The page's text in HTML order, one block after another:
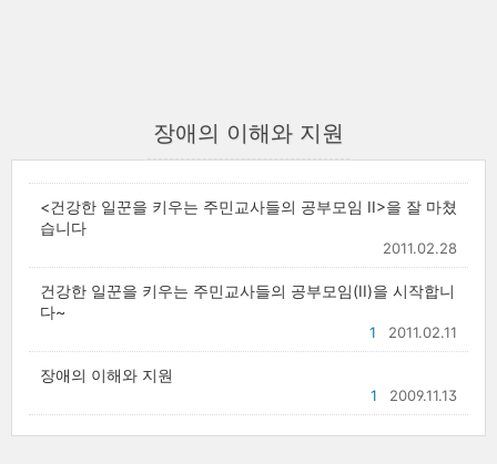
장애의 이해와 지원
<건강한 일꾼을 키우는 주민교사들의 공부모임 II>을 잘 마쳤
습니다
2011.02.28
건강한 일꾼을 키우는 주민교사들의 공부모임(II)을 시작합니
다~
2011.02.11
1
장애의 이해와 지원
2009.11.13
1